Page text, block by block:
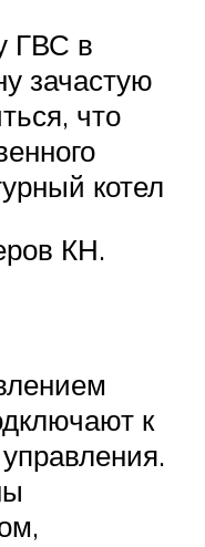
ГВС в
зачастую
что
котел
КН.
к